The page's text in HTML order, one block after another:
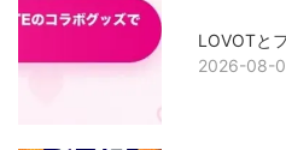
LOVOTと
2026-08-